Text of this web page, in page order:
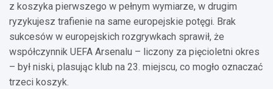
z koszyka pierwszego w pełnym wymiarze, w drugim
ryzykujesz trafienie na same europejskie potęgi. Brak
sukcesów w europejskich rozgrywkach sprawił, że
współczynnik UEFA Arsenalu – liczony za pięcioletni okres
– był niski, plasując klub na 23. miejscu, co mogło oznaczać
trzeci koszyk.